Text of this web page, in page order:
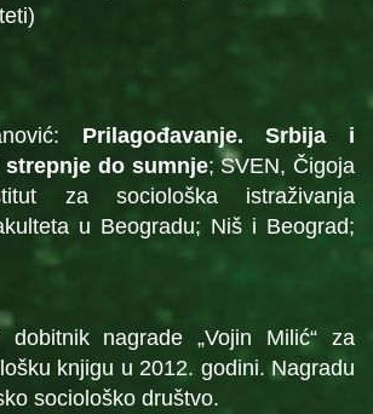
Prilagođavanje. Srbija i
strepnje do sumnje; SVEN, Čigoja
za sociološka istraživanja
u Beogradu; Niš i Beograd;
nagrade „Vojin Milić“ za
knjigu u 2012. godini. Nagradu
sociološko društvo.